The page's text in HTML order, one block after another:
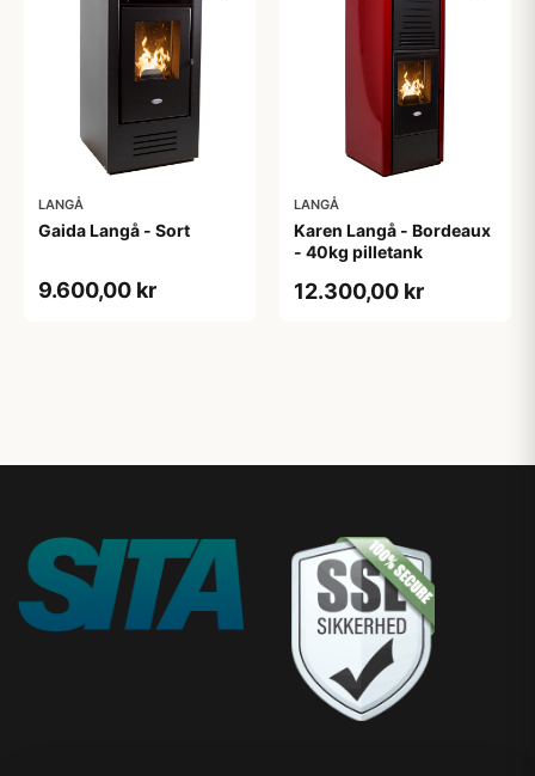
LANGÅ
Gaida Langå - Sort
9.600,00 kr
LANGÅ
Karen Langå - Bordeaux
- 40kg pilletank
12.300,00 kr